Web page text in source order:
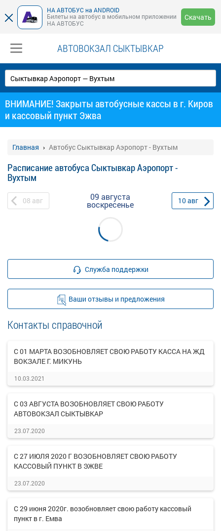
НА АВТОБУС на ANDROID
Билеты на автобус в мобильном приложении
НА АВТОБУС
Скачать
АВТОВОКЗАЛ СЫКТЫВКАР
ВНИМАНИЕ! Закрыты автобусные кассы в г. Киров
и кассовый пункт Эжва
Главная Автобус Сыктывкар Аэропорт - Вухтым
Расписание автобуса Сыктывкар Аэропорт -
Вухтым
08 авг 09 августа
воскресенье 10авг
Служба поддержки
Ваши отзывы и предложения
Контакты справочной
С 01 МАРТА ВОЗОБНОВЛЯЕТ СВОЮ РАБОТУ КАССА НА ЖД
ВОКЗАЛЕ Г. МИКУНЬ
10.03.2021
С 03 АВГУСТА ВОЗОБНОВЛЯЕТ СВОЮ РАБОТУ
АВТОВОКЗАЛ СЫКТЫВКАР
23.07.2020
С 27 ИЮЛЯ 2020 Г ВОЗОБНОВЛЯЕТ СВОЮ РАБОТУ
КАССОВЫЙ ПУНКТ В ЭЖВЕ
23.07.2020
С 29 июня 2020г. возобновляет свою работу кассовый
пункт в г. Емва